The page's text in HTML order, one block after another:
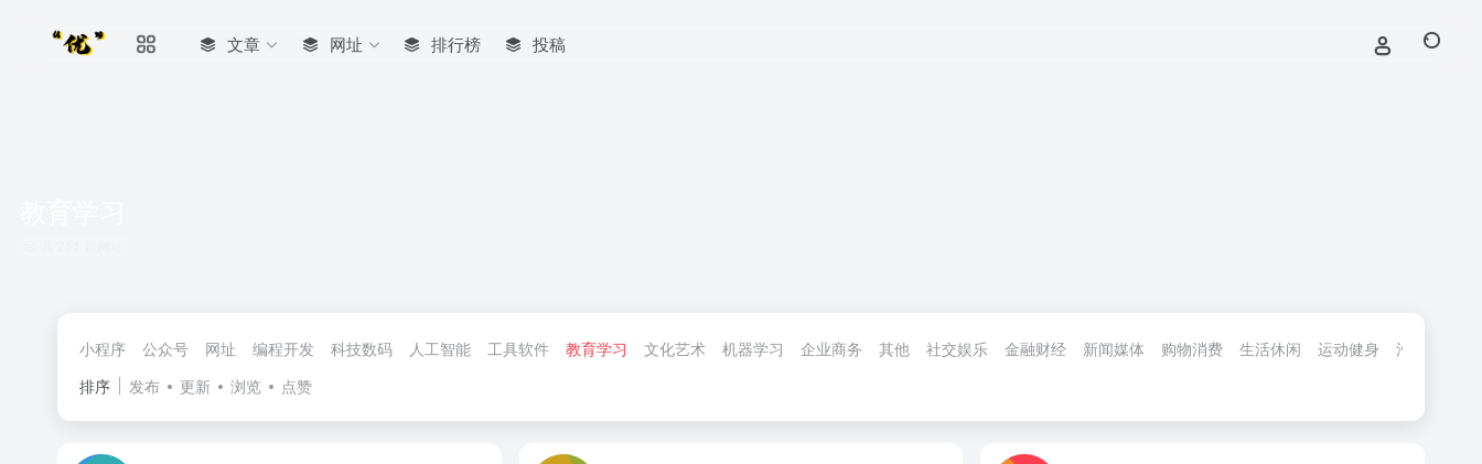
文章 网址 排行榜 投稿
小程序 公众号 网址 编程开发 科技数码 人工智能 工具软件 教育学习 文化艺术 机器学习 企业商务 其他 社交娱乐 金融财经 新闻媒体 购物消费 生活休闲 运动健身 汽车交通
排序
发布 更新 浏览 点赞